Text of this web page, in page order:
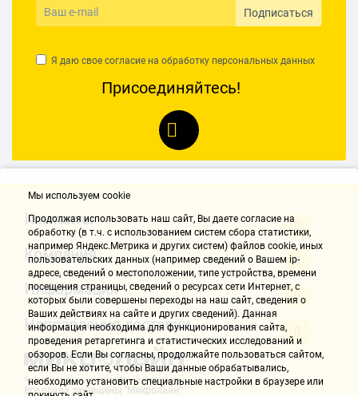
Подписаться
Я даю свое согласие на обработку персональных данных
Присоединяйтесь!
Контакты
Компания
Информация
Направления доставки
Все права защищены "Микролайн"
Мы используем cookie
Продолжая использовать наш cайт, Вы даете согласие на
обработку (в т.ч. с использованием систем сбора статистики,
например Яндекс.Метрика и других систем) файлов cookie, иных
пользовательских данных (например сведений о Вашем ip-
адресе, сведений о местоположении, типе устройства, времени
посещения страницы, сведений о ресурсах сети Интернет, с
которых были совершены переходы на наш сайт, сведения о
Ваших действиях на сайте и других сведений). Данная
информация необходима для функционирования сайта,
проведения ретаргетинга и статистических исследований и
обзоров. Если Вы согласны, продолжайте пользоваться сайтом,
если Вы не хотите, чтобы Ваши данные обрабатывались,
необходимо установить специальные настройки в браузере или